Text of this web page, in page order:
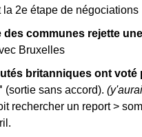
2e étape de négociations
des communes rejette
Bruxelles
britanniques ont
(sortie sans accord).
rechercher un report >